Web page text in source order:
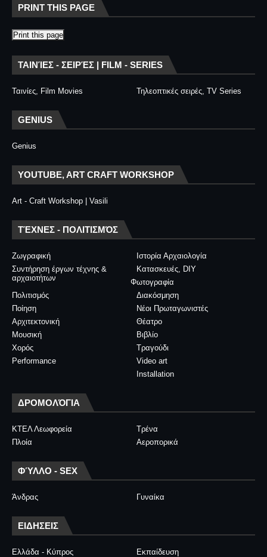
PRINT THIS PAGE
Print this page
ΤΑΙΝΊΕΣ - ΣΕΙΡΈΣ | FILM - SERIES
Ταινίες, Film Movies Τηλεοπτικές σειρές, TV Series
GENIUS
Genius
YOUTUBE, ART CRAFT WORKSHOP
Art - Craft Workshop | Vasili
ΤΈΧΝΕΣ - ΠΟΛΙΤΙΣΜΌΣ
Ζωγραφική
Ιστορία Αρχαιολογία
Συντήρηση έργων τέχνης &
αρχαιοτήτων
Κατασκευές, DIY
Φωτογραφία
Διακόσμηση
Πολιτισμός
Νέοι Πρωταγωνιστές
Ποίηση
Θέατρο
Αρχιτεκτονική
Βιβλίο
Μουσική
Τραγούδι
Χορός
Video art
Performance
Installation
ΔΡΟΜΟΛΌΓΙΑ
ΚΤΕΛ Λεωφορεία
Τρένα
Πλοία
Αεροπορικά
ΦΎΛΛΟ - SEX
Άνδρας Γυναίκα
ΕΙΔΗΣΕΙΣ
Ελλάδα - Κύπρος
Εκπαίδευση